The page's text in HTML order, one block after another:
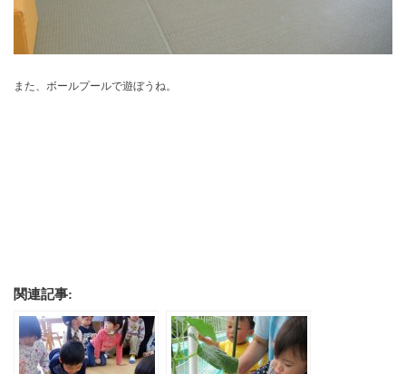
また、ボールプールで遊ぼうね。
関連記事: